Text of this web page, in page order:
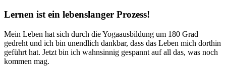
Lernen ist ein lebenslanger Prozess!
Mein Leben hat sich durch die Yogaausbildung um 180 Grad
gedreht und ich bin unendlich dankbar, dass das Leben mich dorthin
geführt hat. Jetzt bin ich wahnsinnig gespannt auf all das, was noch
kommen mag.